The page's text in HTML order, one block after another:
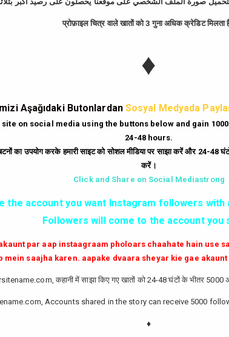
bedava
|Gün10Dakika'daBedava 250
|Her Dakikaücretsiz6
|Milyonlarcainstagram
GİRİŞ YAP
✔✔✔ AKTİF TAKİPCİ SATIN AL ✔✔✔
değil günümüzde bir çok kullanıcının yüksek takipçiye
olarak görmektedir ve geçimlerini bu yoldan
sayfanızı yüksek seviyelere ulaştırabilirsiniz.
प्रोफ़ाइल चित्र वाले खातों को 3 गुना अधिक क्रेडिट मिलता
♦
Aşağıdaki Butonlardan Sosyal Medyada
site on social media using the buttons below and gain
24-48 hours.
का उपयोग करके हमारी साइट को सोशल मीडिया पर साझा करें और 24-48
करें।
Click and Share on Social Mediastrong
the account you want Instagram followers
Followers will come to the account you
par aap instaagraam pholoars chaahate hain use
mein saajha karen. aapake dvaara sheyar kie gae
कहानी में साझा किए गए खातों को 24-48 घंटों के भीतर 5000
Accounts shared in the story can receive 5000
♦